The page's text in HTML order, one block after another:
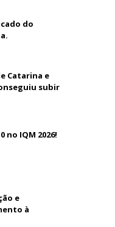
do
Catarina e
subir
no IQM 2026!
e
à